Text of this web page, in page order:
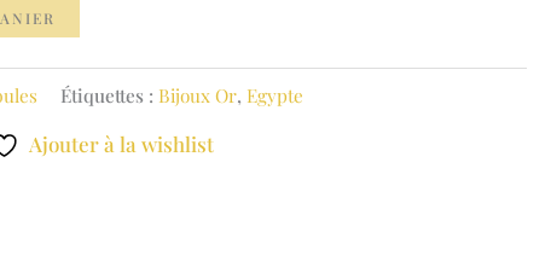
Étiquettes : Bijoux Or, Egypte
Ajouter à la wishlist